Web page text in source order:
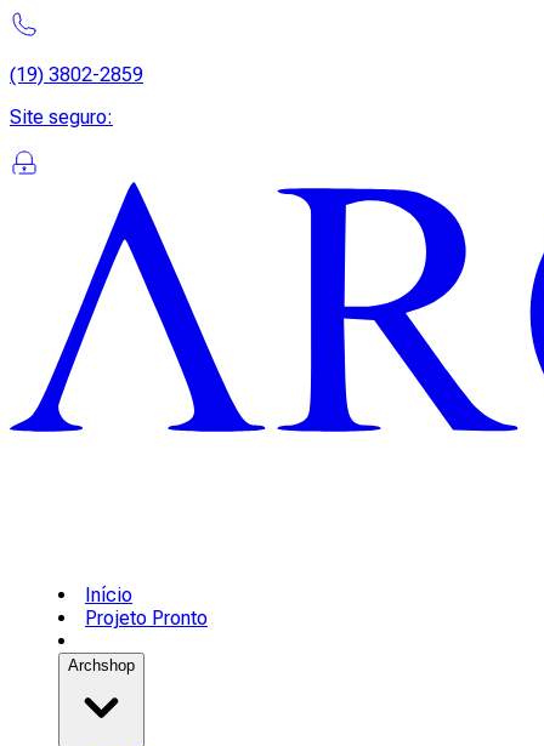
(19) 3802-2859
Site seguro:
Início
Projeto Pronto
Archshop